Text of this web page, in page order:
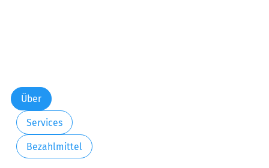
Über
Services
Bezahlmittel